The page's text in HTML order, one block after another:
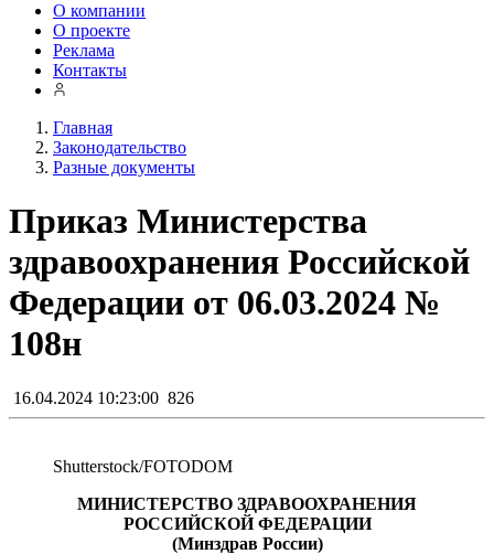
О компании
О проекте
Реклама
Контакты
Главная
Законодательство
Разные документы
Приказ Министерства
здравоохранения Российской
Федерации от 06.03.2024 №
108н
16.04.2024 10:23:00 826
Shutterstoсk/FOTODOM
МИНИСТЕРСТВО ЗДРАВООХРАНЕНИЯ
РОССИЙСКОЙ ФЕДЕРАЦИИ
(Минздрав России)